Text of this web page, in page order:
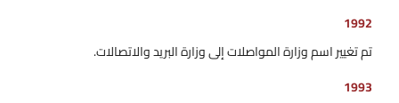
1992
تم تغيير اسم وزارة المواصلات إلى وزارة البريد والاتصالات.
1993